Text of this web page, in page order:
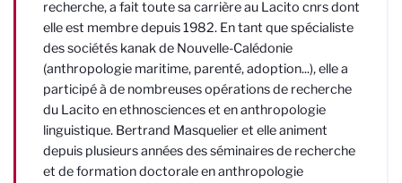
recherche, a fait toute sa carrière au Lacito cnrsdont
elle est membre depuis 1982. En tant que spécialiste
des sociétés kanak de Nouvelle-Calédonie
(anthropologie maritime, parenté, adoption...), elle a
participé à de nombreuses opérations de recherche
du Lacito en ethnosciences et en anthropologie
linguistique. Bertrand Masquelier et elle animent
depuis plusieurs années des séminaires de recherche
et de formation doctorale en anthropologie